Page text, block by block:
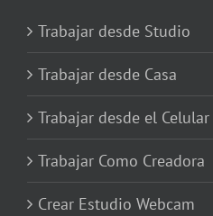
Trabajar desde Studio
Trabajar desde Casa
Trabajar desde el Celular
Trabajar Como Creadora
Crear Estudio Webcam